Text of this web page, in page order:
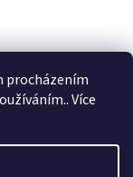
procházením
Více